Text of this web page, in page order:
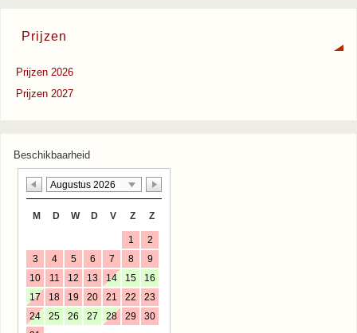
Prijzen
Prijzen 2026
Prijzen 2027
Beschikbaarheid
Augustus 2026
M D W D V Z Z
1
2
3
4 5 6 7 8
9
10
11 12 13 14 15
16
17
18 19 20 21 22
23
24
25 26 27 28 29
30